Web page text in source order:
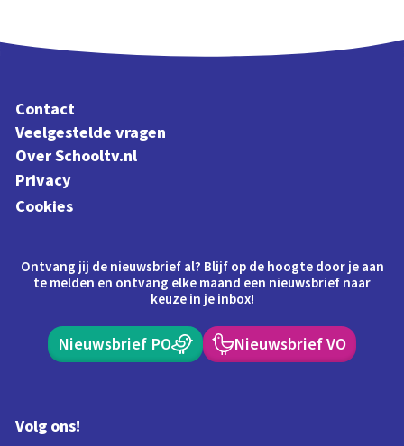
Contact
Veelgestelde vragen
Over Schooltv.nl
Privacy
Cookies
Ontvang jij de nieuwsbrief al? Blijf op de hoogte door je aan
te melden en ontvang elke maand een nieuwsbrief naar
keuze in je inbox!
Nieuwsbrief PO Nieuwsbrief VO
Volg ons!